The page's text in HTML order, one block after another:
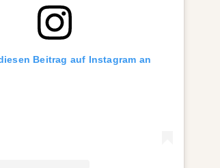
Beitrag auf Instagram an